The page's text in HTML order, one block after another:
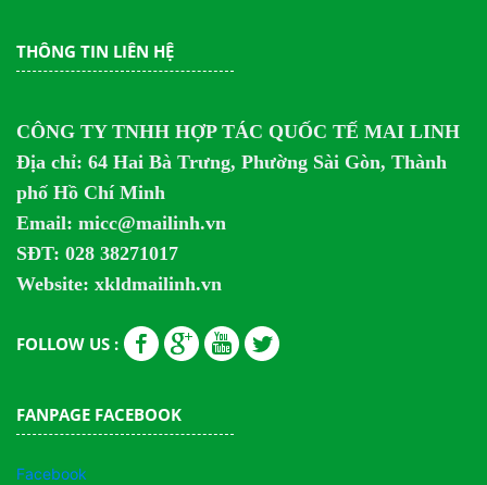
THÔNG TIN LIÊN HỆ
CÔNG TY TNHH HỢP TÁC QUỐC TẾ MAI LINH
Địa chỉ: 64 Hai Bà Trưng, Phường Sài Gòn, Thành
phố Hồ Chí Minh
Email: micc@mailinh.vn
SĐT: 028 38271017
Website: xkldmailinh.vn
FOLLOW US :
FANPAGE FACEBOOK
Facebook